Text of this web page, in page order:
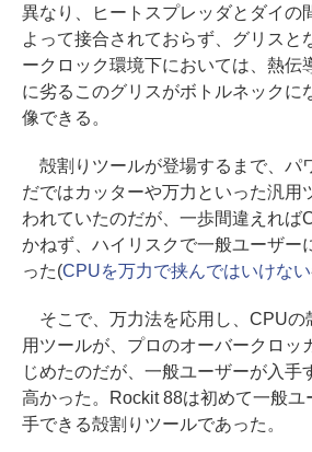
異なり、ヒートスプレッダとダイの
よって接合されておらず、グリスと
ークロック環境下においては、熱伝
に劣るこのグリスがボトルネックに
像できる。
殻割りツールが登場するまで、パ
だではカッターや万力といった汎用
われていたのだが、一歩間違えれば
かねず、ハイリスクで一般ユーザー
った(CPUを万力で挟んではいけない
そこで、万力法を応用し、CPUの
用ツールが、プロのオーバークロッ
じめたのだが、一般ユーザーが入手
高かった。Rockit 88は初めて一般ユ
手できる殻割りツールであった。